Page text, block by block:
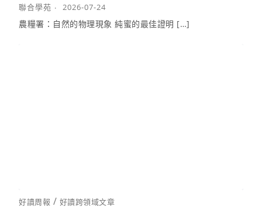
聯合學苑 2026-07-24
農糧署：自然的物理現象 純蜜的最佳證明 […]
好讀周報 / 好讀跨領域文章